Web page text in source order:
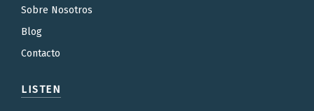
Sobre Nosotros
Blog
Contacto
LISTEN